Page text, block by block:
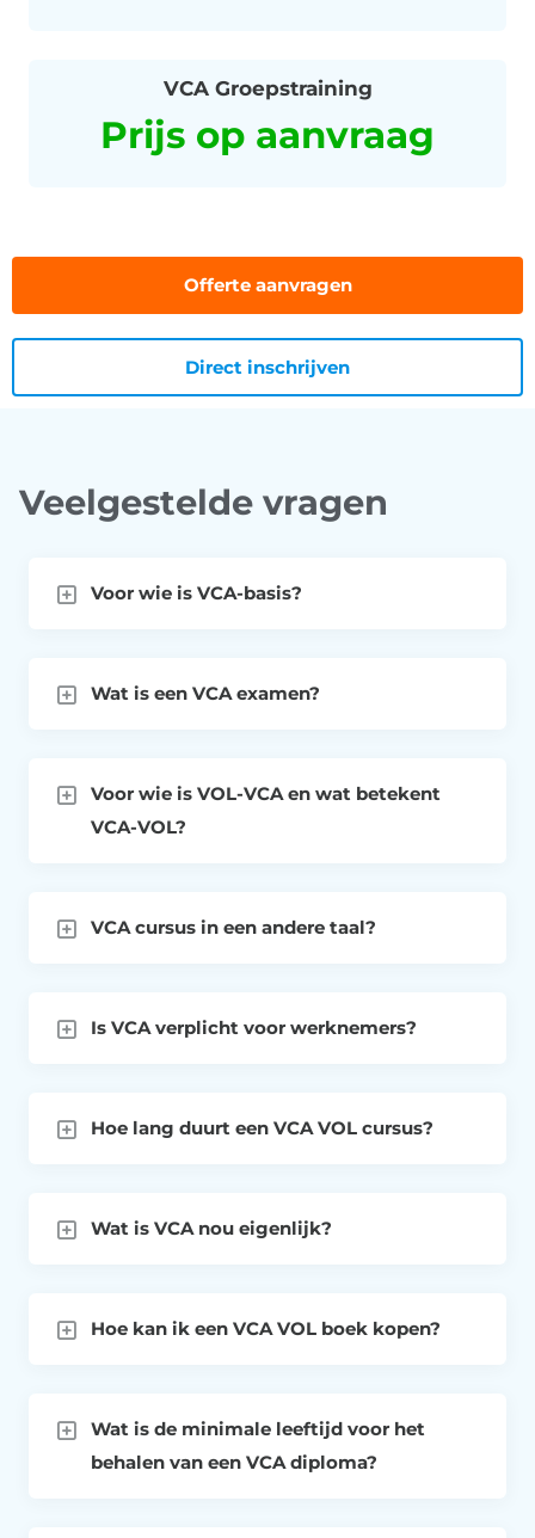
VCA Groepstraining
Prijs op aanvraag
Offerte aanvragen
Direct inschrijven
Veelgestelde vragen
Voor wie is VCA-basis?
Wat is een VCA examen?
Voor wie is VOL-VCA en wat betekent
VCA-VOL?
VCA cursus in een andere taal?
Is VCA verplicht voor werknemers?
Hoe lang duurt een VCA VOL cursus?
Wat is VCA nou eigenlijk?
Hoe kan ik een VCA VOL boek kopen?
Wat is de minimale leeftijd voor het
behalen van een VCA diploma?